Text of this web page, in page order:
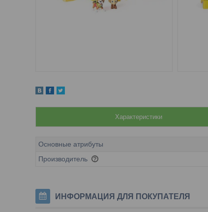
Характеристики
Основные атрибуты
Производитель
ИНФОРМАЦИЯ ДЛЯ ПОКУПАТЕЛЯ